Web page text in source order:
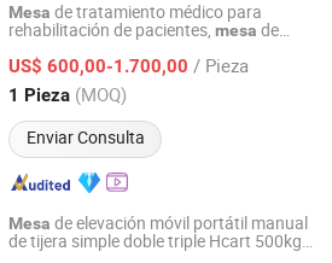
Mesa de tratamiento médico para
rehabilitación de pacientes, mesa de
US$ 600,00-1.700,00 / Pieza
1 Pieza (MOQ)
Enviar Consulta
Technology Co., Ltd.
Desde 2021
Mesa de elevación móvil portátil manual
de tijera simple doble triple Hcart 500kg
Equipment Co., Ltd.